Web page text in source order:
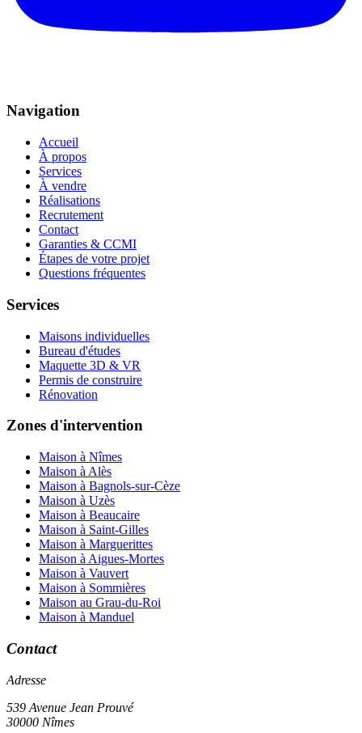
Navigation
Accueil
À propos
Services
À vendre
Réalisations
Recrutement
Contact
Garanties & CCMI
Étapes de votre projet
Questions fréquentes
Services
Maisons individuelles
Bureau d'études
Maquette 3D & VR
Permis de construire
Rénovation
Zones d'intervention
Maison à Nîmes
Maison à Alès
Maison à Bagnols-sur-Cèze
Maison à Uzès
Maison à Beaucaire
Maison à Saint-Gilles
Maison à Marguerittes
Maison à Aigues-Mortes
Maison à Vauvert
Maison à Sommières
Maison au Grau-du-Roi
Maison à Manduel
Contact
Adresse
539 Avenue Jean Prouvé
30000 Nîmes